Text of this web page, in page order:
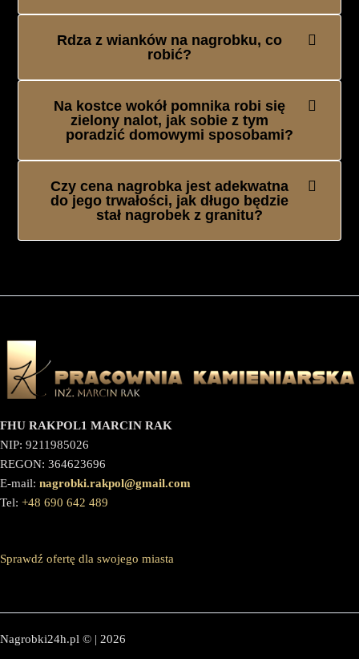
Rdza z wianków na nagrobku, co
robić?
Na kostce wokół pomnika robi się
zielony nalot, jak sobie z tym
poradzić domowymi sposobami?
Czy cena nagrobka jest adekwatna
do jego trwałości, jak długo będzie
stał nagrobek z granitu?
FHU RAKPOL1 MARCIN RAK
NIP: 9211985026
REGON: 364623696
E-mail: nagrobki.rakpol@gmail.com
Tel: +48 690 642 489
Sprawdź ofertę dla swojego miasta
Nagrobki24h.pl © | 2026